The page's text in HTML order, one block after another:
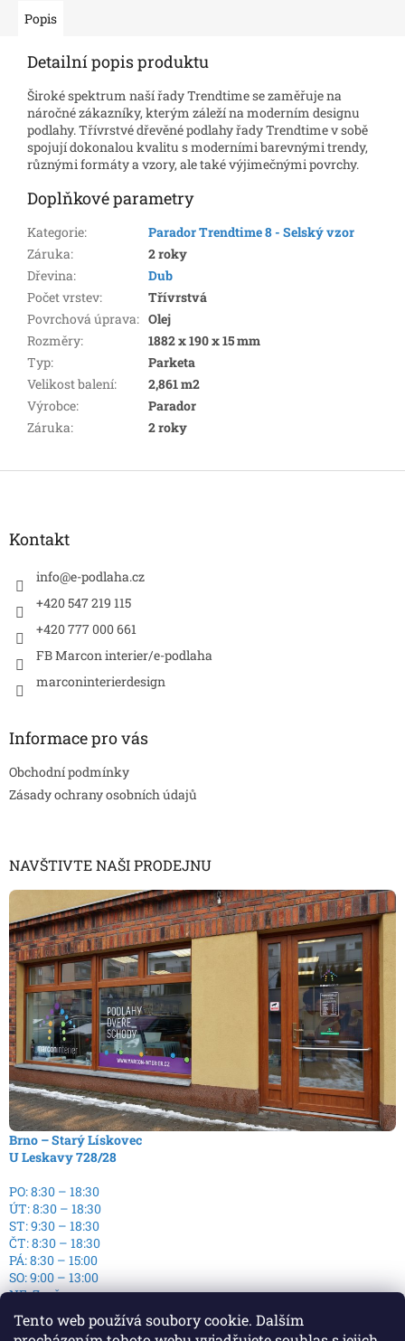
Tento web používá soubory cookie. Dalším
Popis
Detailní popis produktu
Široké spektrum naší řady Trendtime se zaměřuje na
náročné zákazníky, kterým záleží na moderním designu
podlahy. Třívrstvé dřevěné podlahy řady Trendtime v sobě
spojují dokonalou kvalitu s moderními barevnými trendy,
různými formáty a vzory, ale také výjimečnými povrchy.
Doplňkové parametry
Kategorie:
Parador Trendtime 8 - Selský vzor
Záruka:
2 roky
Dřevina:
Dub
Počet vrstev:
Třívrstvá
Povrchová úprava: Olej
Rozměry:
1882 x 190 x 15 mm
Typ:
Parketa
Velikost balení:
2,861 m2
Výrobce:
Parador
Záruka: 2 roky
Z
Kontakt
info@e-podlaha.cz
+420 547 219 115
+420 777 000 661
FB Marcon interier/e-podlaha
marconinterierdesign
Informace pro vás
Obchodní podmínky
Zásady ochrany osobních údajů
NAVŠTIVTE NAŠI PRODEJNU
Brno – Starý Lískovec
U Leskavy 728/28
PO: 8:30 – 18:30
ÚT: 8:30 – 18:30
ST: 9:30 – 18:30
ČT: 8:30 – 18:30
PÁ: 8:30 – 15:00
SO: 9:00 – 13:00
NE: Zavřeno